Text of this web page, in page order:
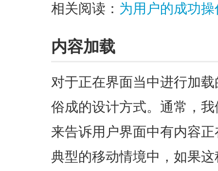
相关阅读： 为用户的成功
内容加载
对于正在界面当中进行加
俗成的设计方式。通常，
来告诉用户界面中有内容
典型的移动情境中，如果